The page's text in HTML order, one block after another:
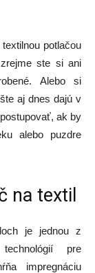
potlačou
ste si ani
Alebo si
aj dnes dajú v
ak by
alebo puzdre
na textil
je jednou z
pre
impregnáciu